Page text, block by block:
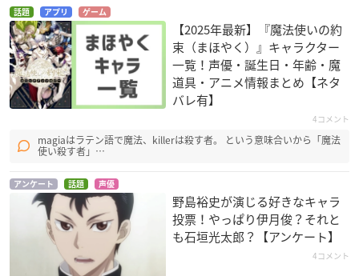
豪炎寺修也 北村祐作
スケアクロウマン
スケアクロウマン
話題 アプリ ゲーム
【2025年最新】『魔法使いの約
束（まほやく）』キャラクター
一覧！声優・誕生日・年齢・魔
道具・アニメ情報まとめ【ネタ
バレ有】
4コメント
magiaはラテン語で魔法、killerは殺す者。 という意味合いから「魔法
使い殺す者」…
アンケート 話題 声優
野島裕史が演じる好きなキャラ
投票！やっぱり伊月俊？それと
も石垣光太郎？【アンケート】
4コメント